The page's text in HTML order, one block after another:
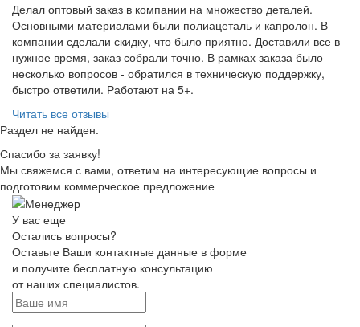
Делал оптовый заказ в компании на множество деталей.
Основными материалами были полиацеталь и капролон. В
компании сделали скидку, что было приятно. Доставили все в
нужное время, заказ собрали точно. В рамках заказа было
несколько вопросов - обратился в техническую поддержку,
быстро ответили. Работают на 5+.
Читать все отзывы
Раздел не найден.
Спасибо за заявку!
Мы свяжемся с вами, ответим на интересующие вопросы и
подготовим коммерческое предложение
У вас еще
Остались вопросы?
Оставьте Ваши контактные данные в форме
и получите бесплатную консультацию
от наших специалистов.